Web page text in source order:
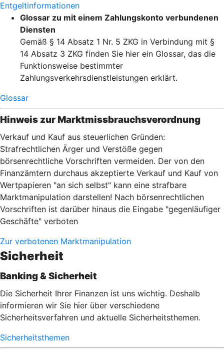
Entgeltinformationen
Glossar zu mit einem Zahlungskonto verbundenen
Diensten
Gemäß § 14 Absatz 1 Nr. 5 ZKG in Verbindung mit §
14 Absatz 3 ZKG finden Sie hier ein Glossar, das die
Funktionsweise bestimmter
Zahlungsverkehrsdienstleistungen erklärt.
Glossar
Hinweis zur Marktmissbrauchsverordnung
Verkauf und Kauf aus steuerlichen Gründen:
Strafrechtlichen Ärger und Verstöße gegen
börsenrechtliche Vorschriften vermeiden. Der von den
Finanzämtern durchaus akzeptierte Verkauf und Kauf von
Wertpapieren "an sich selbst" kann eine strafbare
Marktmanipulation darstellen! Nach börsenrechtlichen
Vorschriften ist darüber hinaus die Eingabe "gegenläufiger
Geschäfte" verboten
Zur verbotenen Marktmanipulation
Sicherheit
Banking & Sicherheit
Die Sicherheit Ihrer Finanzen ist uns wichtig. Deshalb
informieren wir Sie hier über verschiedene
Sicherheitsverfahren und aktuelle Sicherheitsthemen.
Sicherheitsthemen